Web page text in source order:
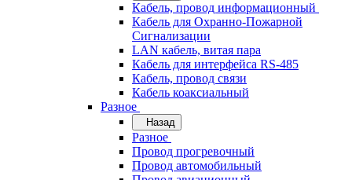
Кабель, провод информационный
Кабель для Охранно-Пожарной
Сигнализации
LAN кабель, витая пара
Кабель для интерфейса RS-485
Кабель, провод связи
Кабель коаксиальный
Разное
Назад
Разное
Провод прогревочный
Провод автомобильный